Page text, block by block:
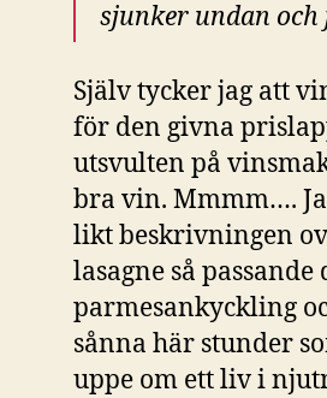
sjunker undan
Själv tycker jag att
för den givna
utsvulten på
bra vin. Mmmm….
likt beskrivningen
lasagne så
parmesankyckling
sånna här stunder
uppe om ett liv i